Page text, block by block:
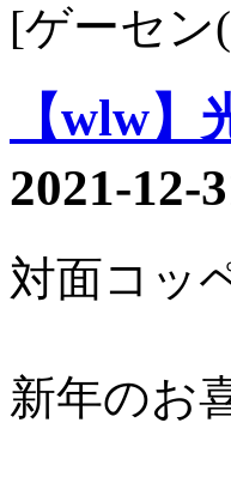
[ゲーセン
【wlw
2021-12-
対面コッ
新年のお